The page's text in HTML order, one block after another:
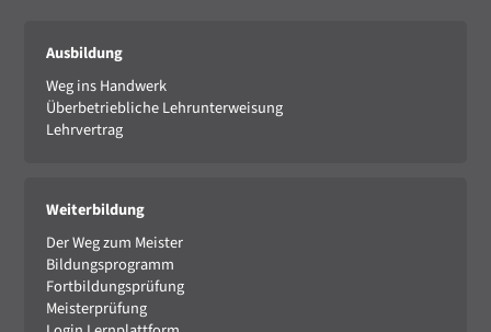
Ausbildung
Weg ins Handwerk
Überbetriebliche Lehrunterweisung
Lehrvertrag
Weiterbildung
Der Weg zum Meister
Bildungsprogramm
Fortbildungsprüfung
Meisterprüfung